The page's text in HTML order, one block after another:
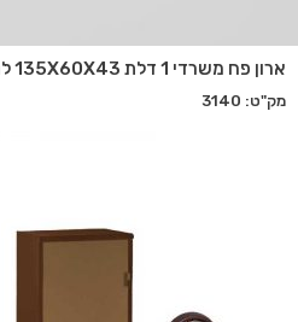
ארון פח משרדי 1 דלת 135X60X43 למשרד ולבית
מק"ט: 3140